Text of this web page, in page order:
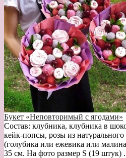
Букет «Неповторимый с ягодами»
Состав: клубника, клубника в
кейк-попсы, розы из
(голубика или ежевика или
35 см. На фото размер S (19 штук) .